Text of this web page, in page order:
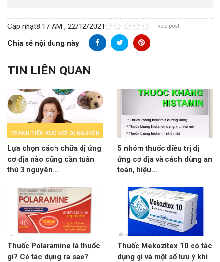
Cập nhật8:17 AM , 22/12/2021 vote post
Chia sẻ nội dung này
TIN LIÊN QUAN
Lựa chọn cách chữa dị ứng
cơ địa nào cũng cần tuân
thủ 3 nguyên...
5 nhóm thuốc điều trị dị
ứng cơ địa và cách dùng an
toàn, hiệu...
Thuốc Polaramine là thuốc
gì? Có tác dụng ra sao?
Thuốc Mekozitex 10 có tác
dụng gì và một số lưu ý khi